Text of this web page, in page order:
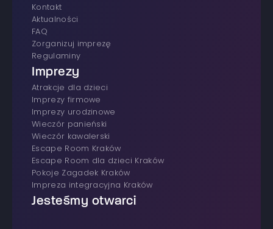
Kontakt
Aktualności
FAQ
Zorganizuj imprezę
Regulaminy
Imprezy
atrakcje dla dzieci
imprezy firmowe
Imprezy urodzinowe
wieczór panieński
wieczór kawalerski
Escape Room Kraków
Escape Room dla dzieci Kraków
Pokoje Zagadek Kraków
Impreza integracyjna Kraków
Jesteśmy otwarci